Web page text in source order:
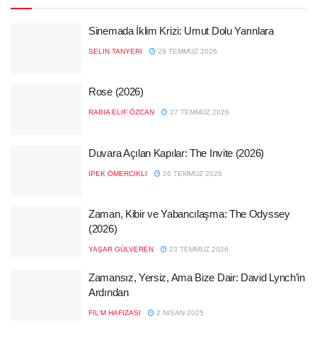
Sinemada İklim Krizi: Umut Dolu Yarınlara
SELIN TANYERI 29 TEMMUZ 2026
Rose (2026)
RABIA ELIF ÖZCAN 27 TEMMUZ 2026
Duvara Açılan Kapılar: The Invite (2026)
İPEK ÖMERCIKLI 26 TEMMUZ 2026
Zaman, Kibir ve Yabancılaşma: The Odyssey
(2026)
YAŞAR GÜLVEREN 23 TEMMUZ 2026
Zamansız, Yersiz, Ama Bize Dair: David Lynch’in
Ardından
FIL'M HAFIZASI 2 NISAN 2025